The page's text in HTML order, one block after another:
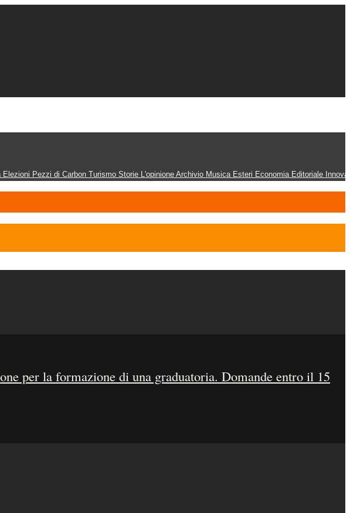
Elezioni Pezzi di Carbon Turismo Storie L'opinione Archivio Musica Esteri Economia Editoriale
per la formazione di una graduatoria. Domande entro il 15